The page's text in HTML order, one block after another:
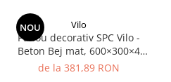
NOU Vilo
Panou decorativ SPC Vilo -
Beton Bej mat, 600×300×4
mm, 2.34 mp/cutie (13
de la 381,89 RON